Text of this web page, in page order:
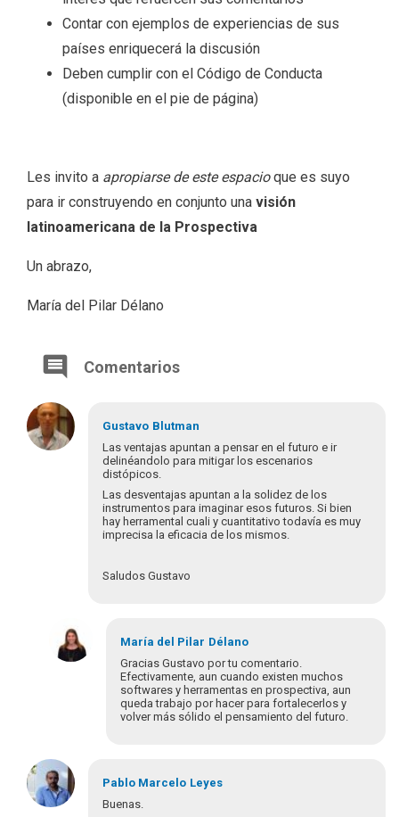
Contar con ejemplos de experiencias de sus
países enriquecerá la discusión
Deben cumplir con el Código de Conducta
(disponible en el pie de página)
Les invito a apropiarse de este espacioque es suyo
para ir construyendo en conjunto una visión
latinoamericana de la Prospectiva
Un abrazo,
María del Pilar Délano
Comentarios
Gustavo Blutman
Las ventajas apuntan a pensar en el futuro e ir
delinéandolo para mitigar los escenarios
distópicos.
Las desventajas apuntan a la solidez de los
instrumentos para imaginar esos futuros. Si bien
hay herramental cuali y cuantitativo todavía es muy
imprecisa la eficacia de los mismos.
Saludos Gustavo
María del Pilar Délano
Gracias Gustavo por tu comentario.
Efectivamente, aun cuando existen muchos
softwares y herramentas en prospectiva, aun
queda trabajo por hacer para fortalecerlos y
volver más sólido el pensamiento del futuro.
En
respuesta
a
Pablo Marcelo Leyes
Buenas.